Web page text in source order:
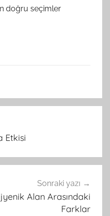
doğru seçimler
Etkisi
Sonraki yazı
Alan Arasındaki
Farklar